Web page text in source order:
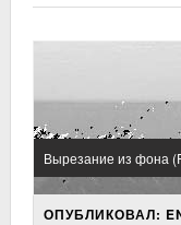
Вырезание из фона
ОПУБЛИКОВАЛ: